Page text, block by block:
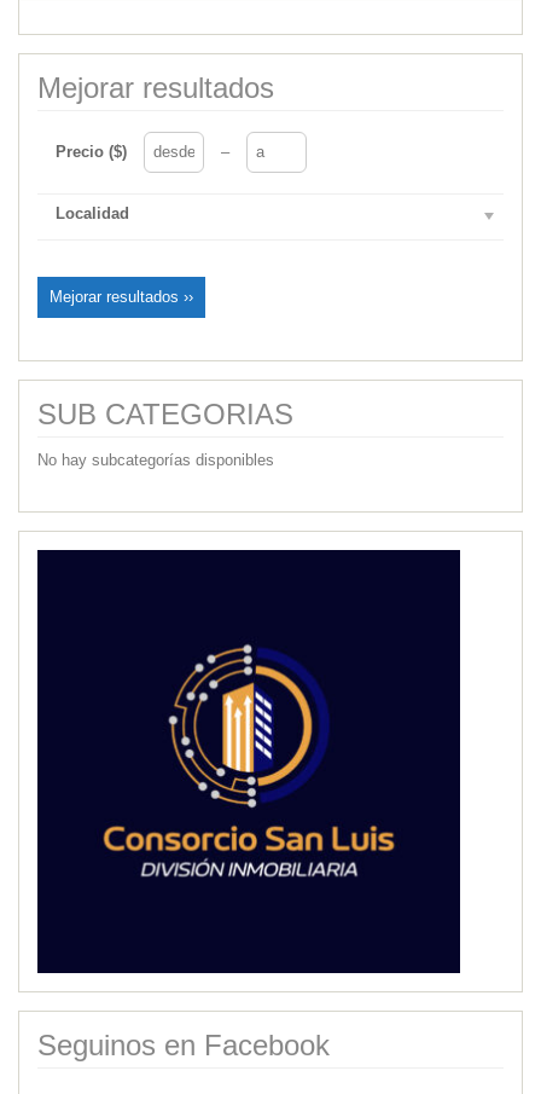
Mejorar resultados
Precio ($) –
Localidad
Mejorar resultados ››
SUB CATEGORIAS
No hay subcategorías disponibles
Seguinos en Facebook